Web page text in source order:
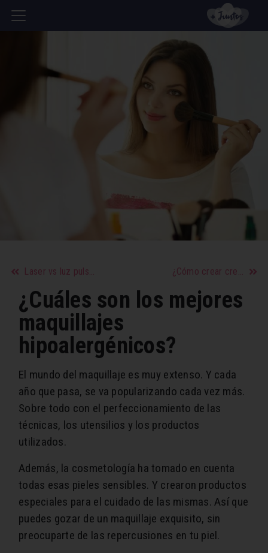
Laser vs luz pulsada: ¿Cuál es el mejor tratamiento para la rosácea? ¿Cómo crear cremas antiedad caseras?
¿Cuáles son los mejores
maquillajes
hipoalergénicos?
El mundo del maquillaje es muy extenso. Y cada
año que pasa, se va popularizando cada vez más.
Sobre todo con el perfeccionamiento de las
técnicas, los utensilios y los productos
utilizados.
Además, la cosmetología ha tomado en cuenta
todas esas pieles sensibles. Y crearon productos
especiales para el cuidado de las mismas. Así que
puedes gozar de un maquillaje exquisito, sin
preocuparte de las repercusiones en tu piel.